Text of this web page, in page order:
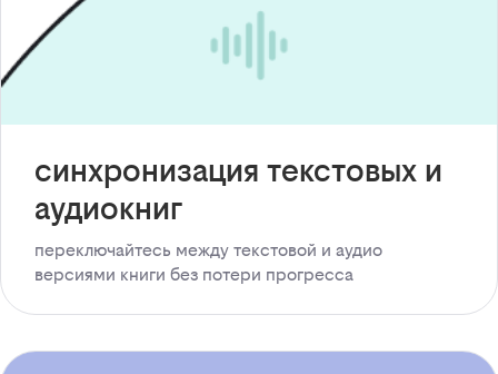
синхронизация текстовых и
аудиокниг
переключайтесь между текстовой и аудио
версиями книги без потери прогресса